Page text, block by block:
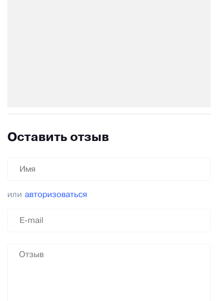
Оставить отзыв
или авторизоваться